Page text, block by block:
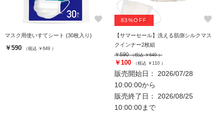
favorite
マスク用使いすてシート (30枚入り)
￥590 （税込 ￥649 ）
83%OFF favorite
【サマーセール】洗える肌側シルクマス
クインナー2枚組
￥590（税込 ￥649 ）
￥100 （税込 ￥110 ）
販売開始日： 2026/07/28
10:00:00から
販売終了日： 2026/08/25
10:00:00まで